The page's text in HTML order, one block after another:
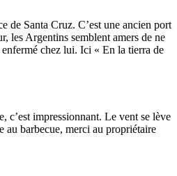
de Santa Cruz. C’est une ancien port
les Argentins semblent amers de ne
chez lui. Ici « En la tierra de
c’est impressionnant. Le vent se lève
au barbecue, merci au propriétaire